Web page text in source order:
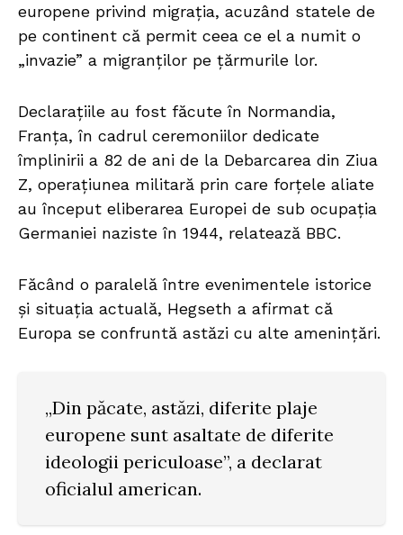
europene privind migrația, acuzând statele de
pe continent că permit ceea ce el a numit o
„invazie” a migranților pe țărmurile lor.
Declarațiile au fost făcute în Normandia,
Franța, în cadrul ceremoniilor dedicate
împlinirii a 82 de ani de la Debarcarea din Ziua
Z, operațiunea militară prin care forțele aliate
au început eliberarea Europei de sub ocupația
Germaniei naziste în 1944, relatează BBC.
Făcând o paralelă între evenimentele istorice
și situația actuală, Hegseth a afirmat că
Europa se confruntă astăzi cu alte amenințări.
„Din păcate, astăzi, diferite plaje
europene sunt asaltate de diferite
ideologii periculoase”, a declarat
oficialul american.